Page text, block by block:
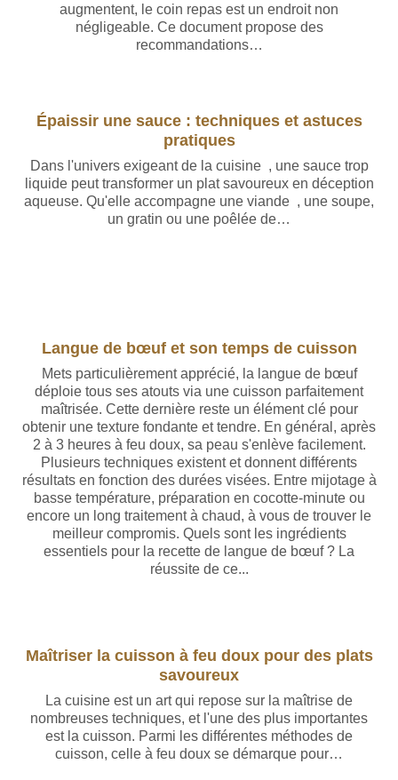
augmentent, le coin repas est un endroit non
négligeable. Ce document propose des
recommandations…
Épaissir une sauce : techniques et astuces
pratiques
Dans l'univers exigeant de la cuisine , une sauce trop
liquide peut transformer un plat savoureux en déception
aqueuse. Qu'elle accompagne une viande , une soupe,
un gratin ou une poêlée de…
Langue de bœuf et son temps de cuisson
Mets particulièrement apprécié, la langue de bœuf
déploie tous ses atouts via une cuisson parfaitement
maîtrisée. Cette dernière reste un élément clé pour
obtenir une texture fondante et tendre. En général, après
2 à 3 heures à feu doux, sa peau s'enlève facilement.
Plusieurs techniques existent et donnent différents
résultats en fonction des durées visées. Entre mijotage à
basse température, préparation en cocotte-minute ou
encore un long traitement à chaud, à vous de trouver le
meilleur compromis. Quels sont les ingrédients
essentiels pour la recette de langue de bœuf ? La
réussite de ce...
Maîtriser la cuisson à feu doux pour des plats
savoureux
La cuisine est un art qui repose sur la maîtrise de
nombreuses techniques, et l'une des plus importantes
est la cuisson. Parmi les différentes méthodes de
cuisson, celle à feu doux se démarque pour…